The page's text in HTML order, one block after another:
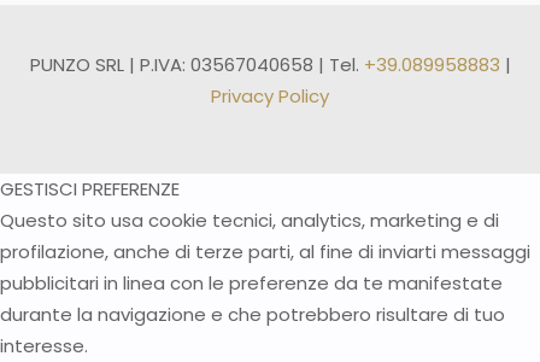
PUNZO SRL | P.IVA: 03567040658 | Tel. +39.089958883 |
Privacy Policy
GESTISCI PREFERENZE
Questo sito usa cookie tecnici, analytics, marketing e di
profilazione, anche di terze parti, al fine di inviarti messaggi
pubblicitari in linea con le preferenze da te manifestate
durante la navigazione e che potrebbero risultare di tuo
interesse.